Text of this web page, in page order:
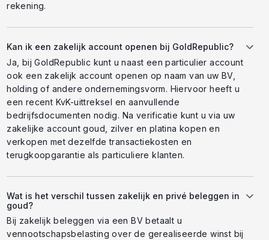
rekening.
Kan ik een zakelijk account openen bij GoldRepublic?
Ja, bij GoldRepublic kunt u naast een particulier account
ook een zakelijk account openen op naam van uw BV,
holding of andere ondernemingsvorm. Hiervoor heeft u
een recent KvK-uittreksel en aanvullende
bedrijfsdocumenten nodig. Na verificatie kunt u via uw
zakelijke account goud, zilver en platina kopen en
verkopen met dezelfde transactiekosten en
terugkoopgarantie als particuliere klanten.
Wat is het verschil tussen zakelijk en privé beleggen in
goud?
Bij zakelijk beleggen via een BV betaalt u
vennootschapsbelasting over de gerealiseerde winst bij